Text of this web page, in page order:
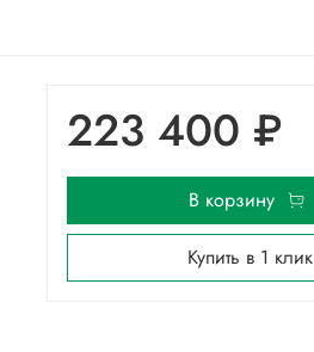
223 400 ₽
В корзину
Купить в 1 клик